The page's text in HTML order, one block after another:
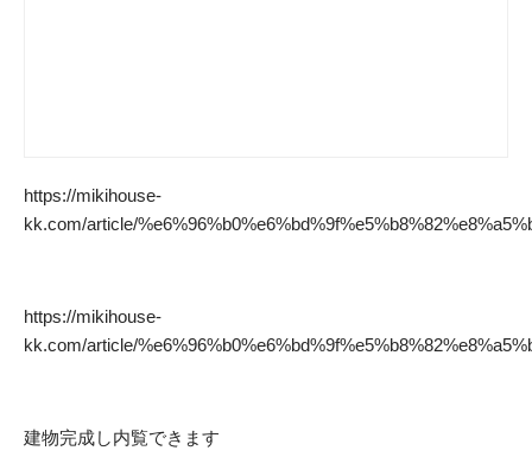
https://mikihouse-
kk.com/article/
https://mikihouse-
kk.com/article/
建物完成し内覧できます